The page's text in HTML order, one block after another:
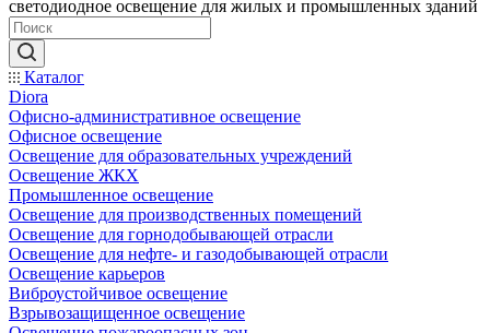
светодиодное освещение для жилых и промышленных зданий
Каталог
Diora
Офисно-административное освещение
Офисное освещение
Освещение для образовательных учреждений
Освещение ЖКХ
Промышленное освещение
Освещение для производственных помещений
Освещение для горнодобывающей отрасли
Освещение для нефте- и газодобывающей отрасли
Освещение карьеров
Виброустойчивое освещение
Взрывозащищенное освещение